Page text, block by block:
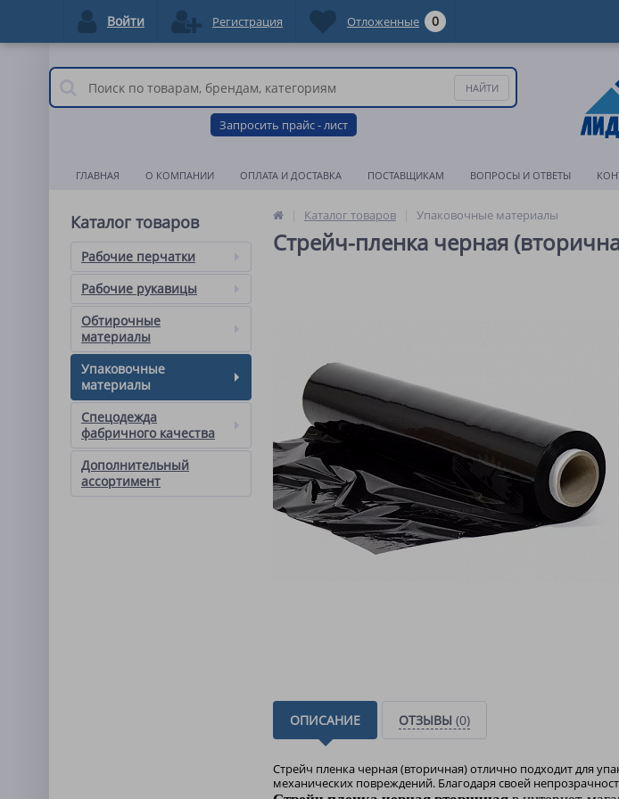
Запросить прайс - лист
ГЛАВНАЯ О КОМПАНИИ ОПЛАТА И ДОСТАВКА ПОСТАВЩИКАМ ВОПРОСЫ И ОТВЕТЫ
Каталог товаров
Рабочие перчатки
Рабочие рукавицы
Обтирочные
материалы
Упаковочные
материалы
Спецодежда
фабричного качества
Дополнительный
ассортимент
Каталог товаров Упаковочные материалы
Стрейч-пленка черная
ОПИСАНИЕ ОТЗЫВЫ (0)
Стрейч пленка черная (вторичная) отлично подходит для
механических повреждений. Благодаря своей
Войти Регистрация Отложенные 0